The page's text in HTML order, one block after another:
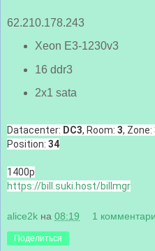
62.210.178.243
Xeon E3-1230v3
16 ddr3
2x1 sata
Datacenter: DC3, Room: 3, Zone:
Position: 34
1400р
https://bill.suki.host/billmgr
alice2k на 08:19 1
Поделиться